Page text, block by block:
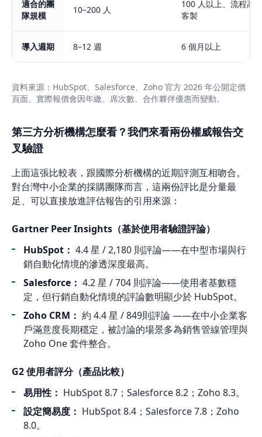
適合的團
隊規模
10–200 人
100 人以上、流程高
客製
導入週期 8–12 週 6 個月以上
資料來源：HubSpot、Salesforce、Zoho 官方 2026 年公開定價
頁面。實際報價會因年繳、席次數、合作夥伴優惠而變動。
第三方分析機構怎麼看？我們來看兩份權威報告交
叉驗證
上面這張比較表，跟國際分析機構的近期評測互相吻合。
對台灣中小企業的採購團隊而言，這兩份評比是分量最
足、可以直接放進評估報告的引用來源：
Gartner Peer Insights（基於使用者驗證評論）
HubSpot： 4.4 星 / 2,180 則評論——在中型市場與行
銷自動化情境的滲透深度最高。
Salesforce： 4.2 星 / 704 則評論——使用者基數穩
定，但行銷自動化情境的評論數明顯少於 HubSpot。
Zoho CRM： 約 4.4 星 / 849則評論 ——在中小企業客
戶滿意度長期穩定，被討論的場景多為銷售管線管理與
Zoho One 套件整合。
G2 使用者評分（產品比較）
易用性： HubSpot 8.7；Salesforce 8.2；Zoho 8.3。
設定簡易度： HubSpot 8.4；Salesforce 7.8；Zoho
8.0。